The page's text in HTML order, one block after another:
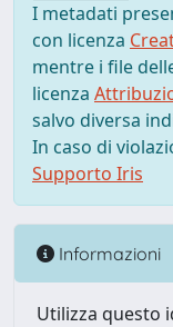
I metadati
con licenza
mentre i file
licenza
salvo diversa
In caso di
Supporto Iris
Informazioni
Utilizza questo